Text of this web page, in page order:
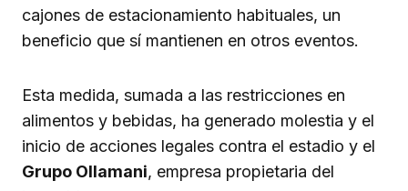
cajones de estacionamiento habituales, un
beneficio que sí mantienen en otros eventos.
Esta medida, sumada a las restricciones en
alimentos y bebidas, ha generado molestia y el
inicio de acciones legales contra el estadio y el
Grupo Ollamani, empresa propietaria del